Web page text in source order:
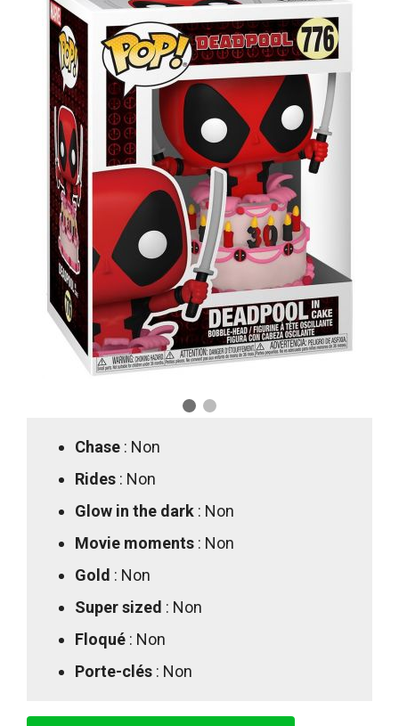
Chase : Non
Rides : Non
Glow in the dark : Non
Movie moments : Non
Gold : Non
Super sized : Non
Floqué : Non
Porte-clés : Non